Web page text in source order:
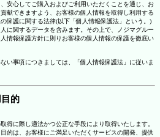
安心してご購入およびご利用いただくことを通じ、お
献できますよう、お客様の個人情報を取得し利用する
保護に関する法律(以下「個人情報保護法」という。)
に関するデータを含みます。その上で、ノジマグルー
情報保護方針に則りお客様の個人情報の保護を徹底い
い事項につきましては、「個人情報保護法」に従いま
的
得に際し適法かつ公正な手段により取得いたします。
的は、お客様にご満足いただくサービスの開発、提供